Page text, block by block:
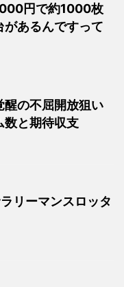
円で約1000枚
があるんですって
醒の不屈開放狙い
数と期待収支
リーマンスロッタ